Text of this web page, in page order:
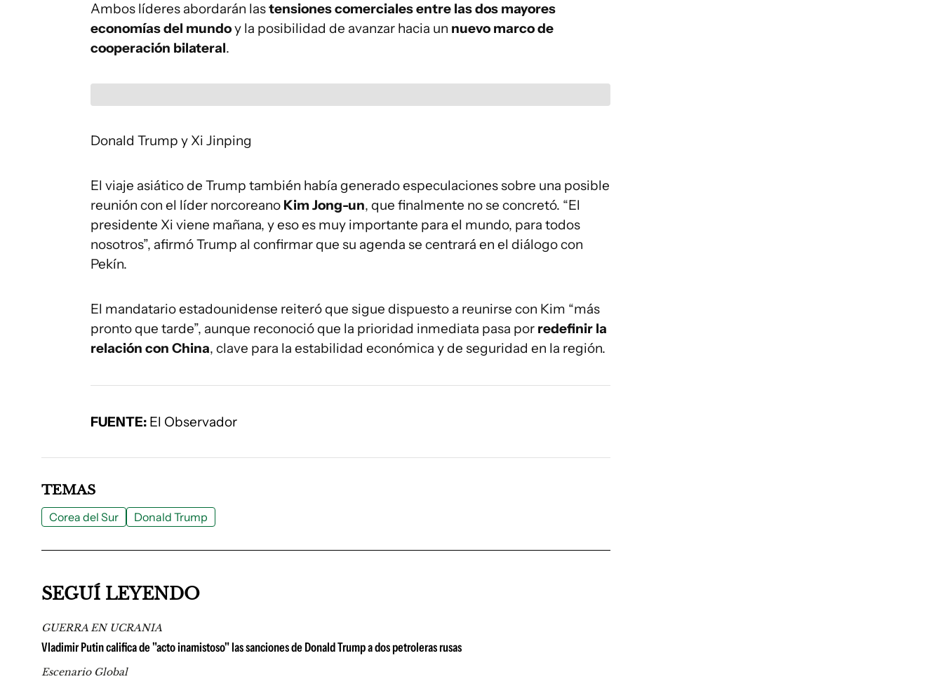
Ambos líderes abordarán lastensiones comerciales entre las dos mayores
economías del mundoy la posibilidad de avanzar hacia un nuevo marco de
cooperación bilateral.
Donald Trump y Xi Jinping
El viaje asiático de Trump también había generado especulaciones sobre una posible
reunión con el líder norcoreano Kim Jong-un, que finalmente no se concretó. “El
presidente Xi viene mañana, y eso es muy importante para el mundo, para todos
nosotros”, afirmó Trump al confirmar que su agenda se centrará en el diálogo con
Pekín.
El mandatario estadounidense reiteró que sigue dispuesto a reunirse con Kim “más
pronto que tarde”, aunque reconoció que la prioridad inmediata pasa por redefinir la
relación con China, clave para la estabilidad económica y de seguridad en la región.
FUENTE: El Observador
TEMAS
Corea del Sur Donald Trump
SEGUÍ LEYENDO
GUERRA EN UCRANIA
Vladimir Putin califica de "acto inamistoso" las sanciones de Donald Trump a dos petroleras rusas
Escenario Global